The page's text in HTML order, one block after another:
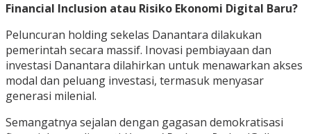
Financial Inclusion atau Risiko Ekonomi Digital Baru?
Peluncuran holding sekelas Danantara dilakukan
pemerintah secara massif. Inovasi pembiayaan dan
investasi Danantara dilahirkan untuk menawarkan akses
modal dan peluang investasi, termasuk menyasar
generasi milenial.
Semangatnya sejalan dengan gagasan demokratisasi